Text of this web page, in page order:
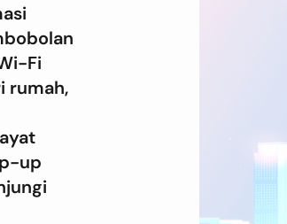
Fi
rumah,
up